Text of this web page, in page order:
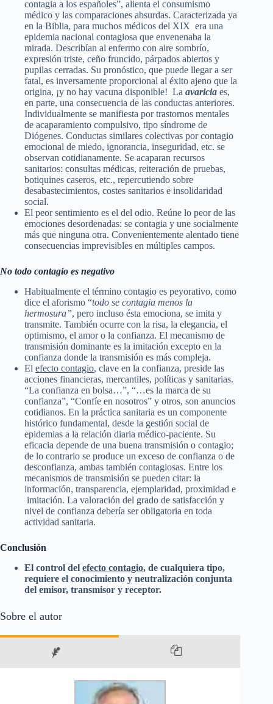
contagia a los españoles”, alienta el consumismo
médico y las comparaciones absurdas. Caracterizada ya
en la Biblia, para muchos médicos del XIX era una
epidemia nacional contagiosa que envenenaba la
mirada. Describían al enfermo con aire sombrío,
expresión triste, ceño fruncido, párpados abiertos y
pupilas cerradas. Su pronóstico, que puede llegar a ser
fatal, es inversamente proporcional al éxito ajeno que la
origina, ¡y no hay vacuna disponible! La avaricia es,
en parte, una consecuencia de las conductas anteriores.
Individualmente se manifiesta por trastornos mentales
de acaparamiento compulsivo, tipo síndrome de
Diógenes. Conductas similares colectivas por contagio
emocional de miedo, ignorancia, inseguridad, etc. se
observan cotidianamente. Se acaparan recursos
sanitarios: consultas médicas, reiteración de pruebas,
botiquines caseros, etc., repercutiendo sobre
desabastecimientos, costes sanitarios e insolidaridad
social.
El peor sentimiento es el del odio. Reúne lo peor de las
emociones desordenadas: se contagia y une socialmente
más que ninguna otra. Convenientemente alentado tiene
consecuencias imprevisibles en múltiples campos.
No todo contagio es negativo
Habitualmente el término contagio es peyorativo, como
dice el aforismo “todo se contagia menos la
hermosura”, pero incluso ésta emociona, se imita y
transmite. También ocurre con la risa, la elegancia, el
optimismo, el amor o la confianza. El mecanismo de
transmisión dominante es la imitación excepto en la
confianza donde la transmisión es más compleja.
El efecto contagio, clave en la confianza, preside las
acciones financieras, mercantiles, políticas y sanitarias.
“La confianza en bolsa…”, “…es la marca de su
confianza”, “Confíe en nosotros” y otros, son anuncios
cotidianos. En la práctica sanitaria es un componente
histórico fundamental, desde la gestión social de
epidemias a la relación diaria médico-paciente. Su
eficacia depende de una buena transmisión o contagio;
de lo contrario se produce un exceso de confianza o de
desconfianza, ambas también contagiosas. Entre los
mecanismos de transmisión se pueden citar: la
información, transparencia, ejemplaridad, proximidad e
imitación. La valoración del grado de satisfacción y
nivel de confianza debería ser obligatoria en toda
actividad sanitaria.
Conclusión
El control del efecto contagio, de cualquiera tipo,
requiere el conocimiento y neutralización conjunta
del emisor, transmisor y receptor.
Sobre el autor